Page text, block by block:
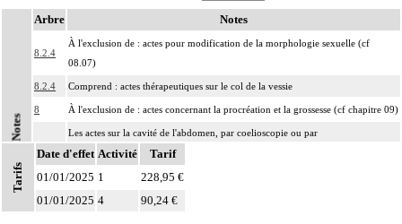
Notes
Arbre Notes
8.2.4
À l'exclusion de : actes pour modification de la morphologie sexuelle (cf
08.07)
8.2.4 Comprend : actes thérapeutiques sur le col de la vessie
8 À l'exclusion de : actes concernant la procréation et la grossesse (cf chapitre 09)
8
Les actes sur la cavité de l'abdomen, par coelioscopie ou par
rétropéritonéoscopie incluent l'évacuation de collection intraabdominale
associée, la toilette péritonéale et/ou la pose de drain.
Les actes sur la cavité de l'abdomen, par abord direct incluent l'évacuation de
Tarifs
Date d'effet Activité
Tarif
01/01/2025 1
228,95 €
01/01/2025 4 90,24 €